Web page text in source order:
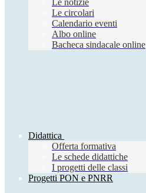
Le notizie
Le circolari
Calendario eventi
Albo online
Bacheca sindacale online
Didattica
Offerta formativa
Le schede didattiche
I progetti delle classi
Progetti PON e PNRR